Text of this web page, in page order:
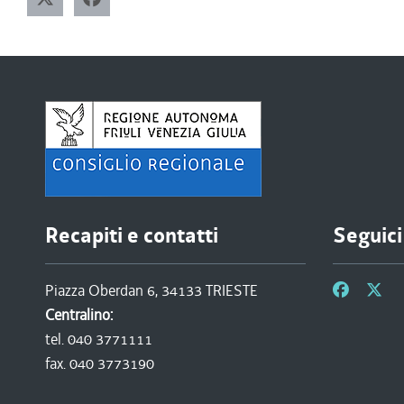
Recapiti e contatti
Piazza Oberdan 6, 34133 TRIESTE
Centralino:
tel. 040 3771111
fax. 040 3773190